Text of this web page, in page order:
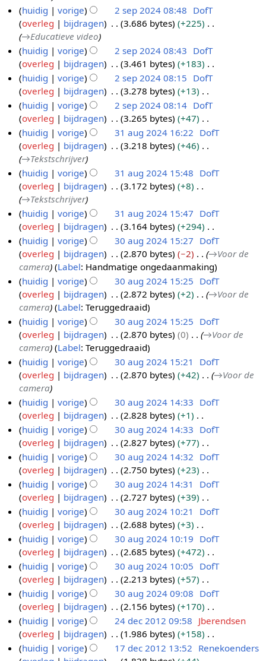
s
s
a
m
e
n
v
a
t
t
i
n
g
huidig
vorige 2 sep 2024 08:48 DofT
overleg
bijdragen 3.686 bytes
+225
→Educatieve video
huidig
vorige 2 sep 2024 08:43 DofT
overleg
bijdragen 3.461 bytes
+183
G
e
e
n
b
e
w
e
r
k
i
n
g
s
s
a
m
e
n
v
a
t
t
i
n
g
huidig vorige 2 sep 2024 08:15 DofT
overleg
bijdragen 3.278 bytes
+13
G
e
e
n
b
e
w
e
r
k
i
n
g
s
s
a
m
e
n
v
a
t
t
i
n
g
huidig vorige 2 sep 2024 08:14 DofT
overleg
bijdragen 3.265 bytes
+47
G
e
e
n
b
e
w
e
r
k
i
g
s
s
a
m
e
n
v
a
t
t
i
n
g
a
2
2
huidig vorige 31 aug 2024 16:22 DofT
overleg
bijdragen 3.218 bytes
+46
→Tekstschrijver
huidig
vorige 31 aug 2024 15:48 DofT
overleg
bijdragen 3.172 bytes
+8
→Tekstschrijver
huidig
vorige 31 aug 2024 15:47 DofT
overleg
bijdragen 3.164 bytes
+294
G
e
e
n
b
e
w
e
r
k
i
n
s
s
a
m
e
n
v
a
t
t
i
n
g
a
2
4
huidig vorige 30 aug 2024 15:27 DofT
overleg
bijdragen 2.870 bytes −2 →Voor de
camera
Label: Handmatige ongedaanmaking
huidig
vorige 30 aug 2024 15:25 DofT
overleg
bijdragen 2.872 bytes +2 →Voor de
camera
Label:Teruggedraaid
huidig
vorige 30 aug 2024 15:25 DofT
overleg
bijdragen 2.870 bytes 0 →Voor de
camera
Label:Teruggedraaid
huidig
vorige 30 aug 2024 15:21
DofT
overleg
bijdragen 2.870 bytes +42 →Voor de
camera
huidig
vorige 30 aug 2024 14:33 DofT
overleg
bijdragen 2.828 bytes
+1
G
e
e
n
b
e
w
e
r
k
i
n
g
s
s
a
m
e
huidig vorige 30 aug 2024 14:33 DofT
overleg
bijdragen 2.827 bytes
+77
G
e
e
n
b
e
w
e
r
k
i
n
g
s
s
a
huidig vorige 30 aug 2024 14:32 DofT
overleg
bijdragen 2.750 bytes
+23
G
e
e
n
b
e
w
e
r
k
i
n
g
s
huidig vorige 30 aug 2024 14:31
DofT
overleg
bijdragen 2.727 bytes
+39
G
e
e
n
b
e
w
e
r
k
i
n
huidig vorige 30 aug 2024 10:21
DofT
overleg
bijdragen 2.688 bytes
+3
G
e
e
n
b
e
w
e
r
k
huidig vorige 30 aug 2024 10:19 DofT
overleg
bijdragen 2.685 bytes
+472
G
e
e
n
b
e
w
e
huidig vorige 30 aug 2024 10:05 DofT
overleg
bijdragen 2.213 bytes
+57
G
e
e
n
b
e
huidig vorige 30 aug 2024 09:08 DofT
overleg
bijdragen 2.156 bytes
+170
G
e
e
n
4
huidig vorige 24 dec 2012 09:58 Jberendsen
overleg
bijdragen 1.986 bytes
+158
Ghuidig vorige 17 dec 2012 13:52 Renekoenders